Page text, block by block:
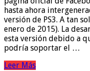
hasta ahora
versión de PS3. A tan
enero de 2015). La
esta versión debido a
podría soportar el …
Leer Más